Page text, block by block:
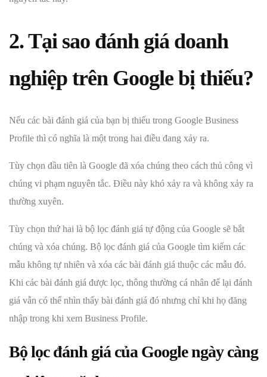
2. Tại sao đánh giá doanh
nghiệp trên Google bị thiếu?
Nếu các bài đánh giá của bạn bị thiếu trong Google Business
Profile thì có nghĩa là một trong hai điều đang xảy ra.
Tùy chọn đầu tiên là Google đã xóa chúng theo cách thủ công vì
chúng vi phạm nguyên tắc. Điều này khó xảy ra và không xảy ra
thường xuyên.
Tùy chọn thứ hai là bộ lọc đánh giá tự động của Google sẽ bắt
chúng và xóa chúng. Bộ lọc đánh giá của Google tìm kiếm các
mẫu không tự nhiên và xóa các bài đánh giá thuộc các mẫu đó.
Khi các bài đánh giá được lọc, thông thường cá nhân để lại đánh
giá vẫn có thể nhìn thấy bài đánh giá đó nhưng chỉ khi họ đăng
nhập trong khi xem Business Profile.
Bộ lọc đánh giá của Google ngày càng